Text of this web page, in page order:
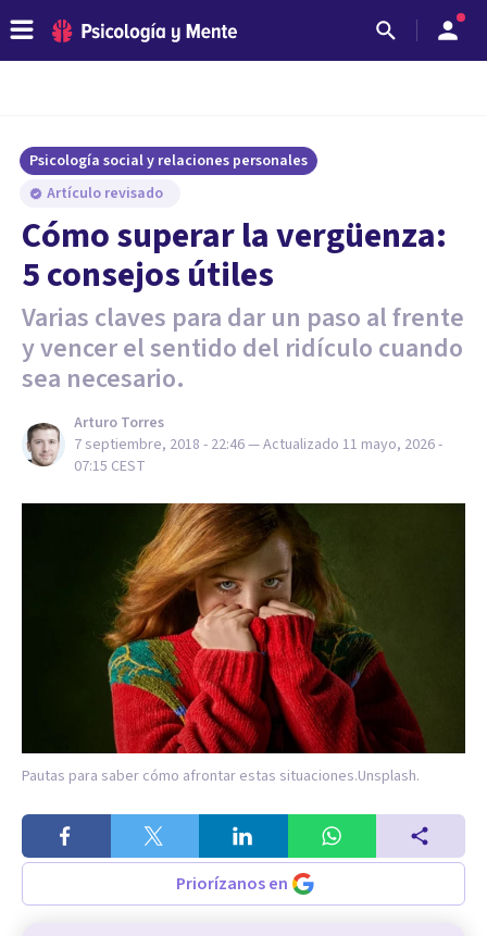
Psicología social y relaciones personales
Artículo revisado
Cómo superar la vergüenza:
5 consejos útiles
Varias claves para dar un paso al frente
y vencer el sentido del ridículo cuando
sea necesario.
Arturo Torres
7 septiembre, 2018 - 22:46— Actualizado 11 mayo, 2026 -
07:15 CEST
Pautas para saber cómo afrontar estas situaciones.Unsplash.
Priorízanos en